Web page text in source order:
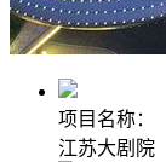
项目名称：
江苏大剧院